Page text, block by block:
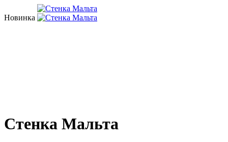
Новинка
Стенка Мальта